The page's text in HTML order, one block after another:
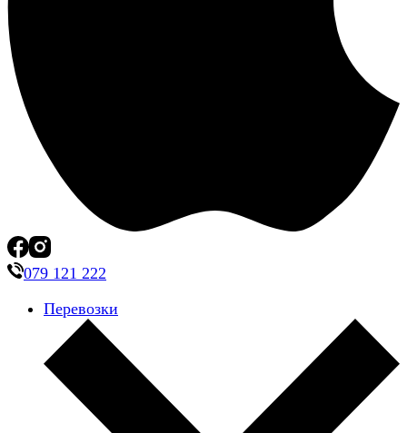
079 121 222
Перевозки